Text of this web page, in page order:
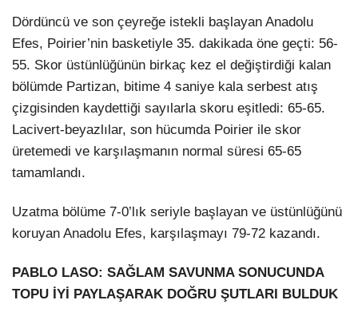
Dördüncü ve son çeyreğe istekli başlayan Anadolu
Efes, Poirier’nin basketiyle 35. dakikada öne geçti: 56-
55. Skor üstünlüğünün birkaç kez el değiştirdiği kalan
bölümde Partizan, bitime 4 saniye kala serbest atış
çizgisinden kaydettiği sayılarla skoru eşitledi: 65-65.
Lacivert-beyazlılar, son hücumda Poirier ile skor
üretemedi ve karşılaşmanın normal süresi 65-65
tamamlandı.
Uzatma bölüme 7-0’lık seriyle başlayan ve üstünlüğünü
koruyan Anadolu Efes, karşılaşmayı 79-72 kazandı.
PABLO LASO: SAĞLAM SAVUNMA SONUCUNDA
TOPU İYİ PAYLAŞARAK DOĞRU ŞUTLARI BULDUK